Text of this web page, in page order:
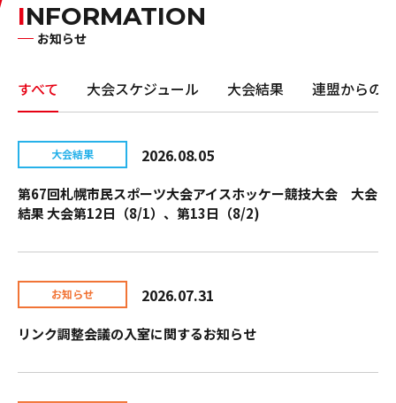
INFORMATION
お知らせ
すべて 大会スケジュール 大会結果 連盟からの
大会結果 2026.08.05
第67回札幌市民スポーツ大会アイスホッケー競技大会 大会
結果 大会第12日（8/1）、第13日（8/2)
お知らせ 2026.07.31
リンク調整会議の入室に関するお知らせ